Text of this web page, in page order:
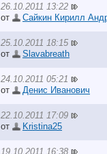
26.10.2011 13:22
от
Сайкин Кирилл
25.10.2011 18:15
от
Slavabreath
24.10.2011 05:21
от
Денис Иванович
22.10.2011 17:09
от
Kristina25
19.10.2011 16:38